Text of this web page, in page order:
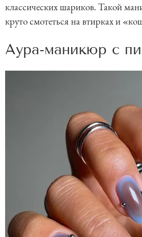
классических шариков. Такой
круто смотеться на втирках и
Аура-маникюр с